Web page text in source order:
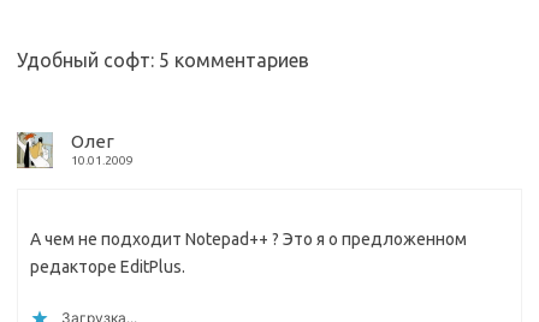
Удобный софт: 5 комментариев
Олег
10.01.2009
А чем не подходит Notepad++ ? Это я о предложенном
редакторе EditPlus.
Загрузка...